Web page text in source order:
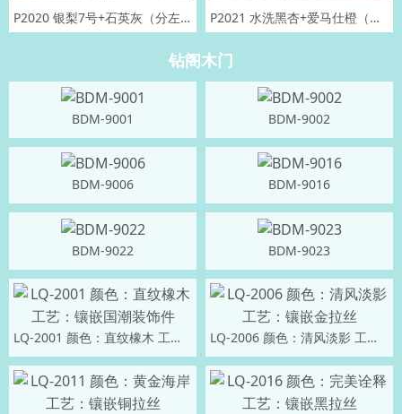
P2020 银梨7号+石英灰（分左右） P2021 水洗黑杏+爱马仕橙（分左右）
钻阁木门
BDM-9001 BDM-9002
BDM-9006 BDM-9016
BDM-9022 BDM-9023
LQ-2001 颜色：直纹橡木 工艺：镶嵌国潮装饰件 LQ-2006 颜色：清风淡影 工艺：镶嵌金拉丝